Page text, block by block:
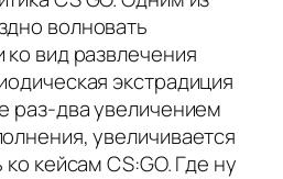
волновать
вид развлечения
экстрадиция
раз-два увеличением
увеличивается
кейсам CS:GO. Где ну